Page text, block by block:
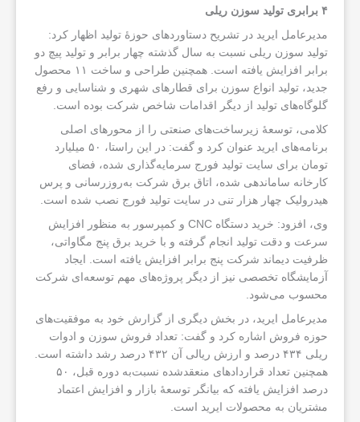
۴ برابری تولید سوزن ریلی
مدیرعامل ایرید در تشریح دستاوردهای حوزهٔ تولید اظهار کرد:
تولید سوزن ریلی نسبت به سال گذشته چهار برابر و تولید پیچ دو
برابر افزایش یافته است. همچنین طراحی و ساخت ۱۱ محصول
جدید، تولید انواع سوزن برای قطارهای شهری و شناسایی و رفع
گلوگاه‌های تولید از دیگر اقدامات شاخص شرکت بوده است.
کلامی، توسعهٔ زیرساخت‌های صنعتی را از محورهای اصلی
برنامه‌های ایرید عنوان کرد و گفت: در این راستا، ۵۰ میلیارد
تومان برای سایت تولید فورج سرمایه‌گذاری شده، فضای
کارخانه ساماندهی شده، اتاق برق شرکت به‌روزرسانی و پرس
هیدرولیک چهار هزار تنی در سایت تولید فورج نصب شده است.
وی، افزود: خرید دستگاه CNC و کمپرسور به منظور افزایش
سرعت و دقت تولید انجام گرفته و با خرید برق پنج مگاواتی،
ظرفیت دیماند شرکت پنج برابر افزایش یافته است. ایجاد
آزمایشگاه تخصصی نیز از دیگر پروژه‌های مهم توسعه‌ای شرکت
محسوب می‌شود.
مدیرعامل ایرید، در بخش دیگری از گزارش خود به موفقیت‌های
حوزه فروش اشاره کرد و گفت: تعداد فروش سوزن و ادوات
ریلی ۴۳۴ درصد و ارزش ریالی آن ۴۳۲ درصد رشد داشته است.
همچنین تعداد قراردادهای منعقدشده نسبت‌به دوره قبل، ۵۰
درصد افزایش یافته که بیانگر توسعهٔ بازار و افزایش اعتماد
مشتریان به محصولات ایرید است.